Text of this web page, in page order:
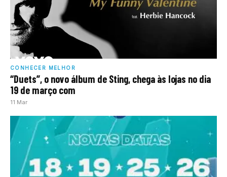
CONHECER MELHOR
“Duets”, o novo álbum de Sting, chega às lojas no dia
19 de março com
11 Mar